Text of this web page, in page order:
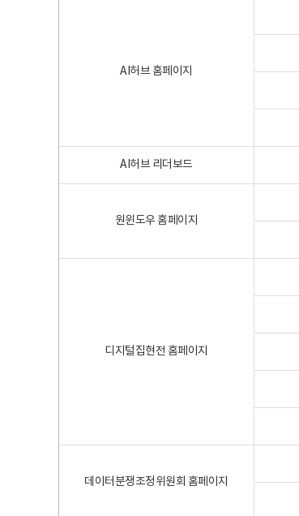
AI허브 홈페이지
AI허브 리더보드
원윈도우 홈페이지
디지털집현전 홈페이지
데이터분쟁조정위원회 홈페이지